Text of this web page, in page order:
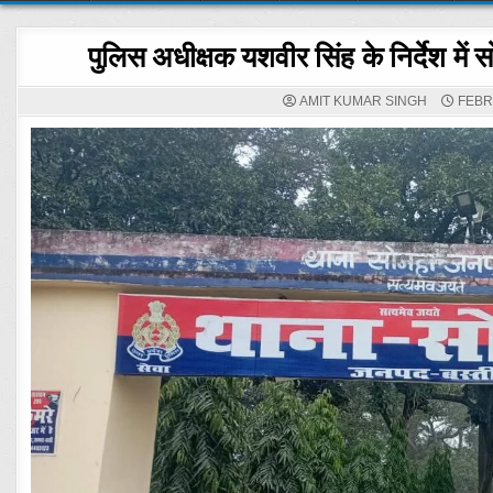
पुलिस अधीक्षक यशवीर सिंह के निर्देश में
AMIT KUMAR SINGH